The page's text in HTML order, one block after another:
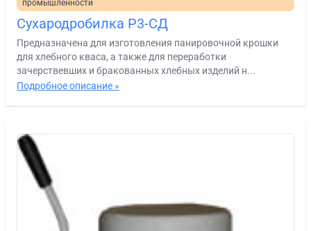
промышленности
Сухародробилка Р3-СД
Предназначена для изготовления панировочной крошки
для хлебного кваса, а также для переработки
зачерствевших и бракованных хлебных изделий н...
Подробное описание »